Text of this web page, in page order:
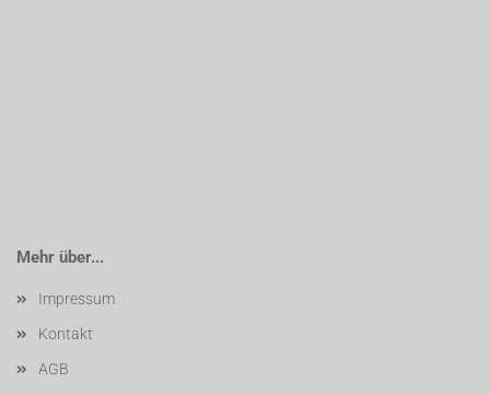
Mehr über...
Impressum
Kontakt
AGB